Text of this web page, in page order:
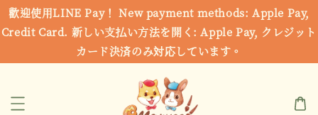
歡迎使用LINE Pay！ New payment methods: Apple Pay,
Credit Card. 新しい支払い方法を開く: Apple Pay, クレジット
カード決済のみ対応しています。